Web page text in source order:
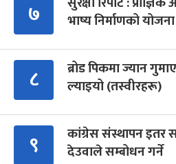
७
भाष्य निर्माणको योजना
८
ब्रोड पिकमा ज्यान
ल्याइयो (तस्वीरहरू)
९
कांग्रेस संस्थापन इतर
देउवाले सम्बोधन गर्ने